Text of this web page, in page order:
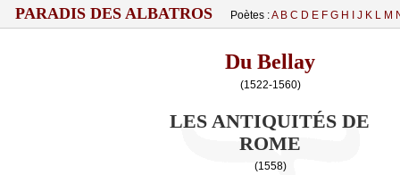
PARADIS DES ALBATROS Poètes :A B C D E F G H J K L M
Du Bellay
(1522-1560)
LES ANTIQUITÉS DE
ROME
(1558)